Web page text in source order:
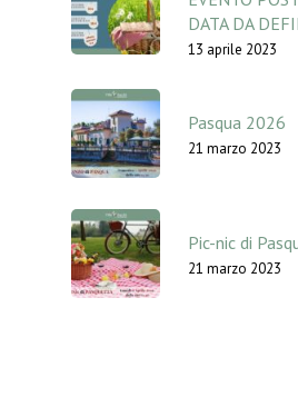
DATA DA
13 aprile 2023
Pasqua 2026
21 marzo 2023
Pic-nic di
21 marzo 2023